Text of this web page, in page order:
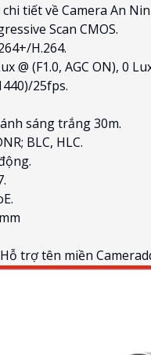
tiết về Camera An
Scan CMOS.
H.264.
@ (F1.0, AGC ON), 0
25fps.
sáng trắng 30m.
BLC, HLC.
trợ tên miền